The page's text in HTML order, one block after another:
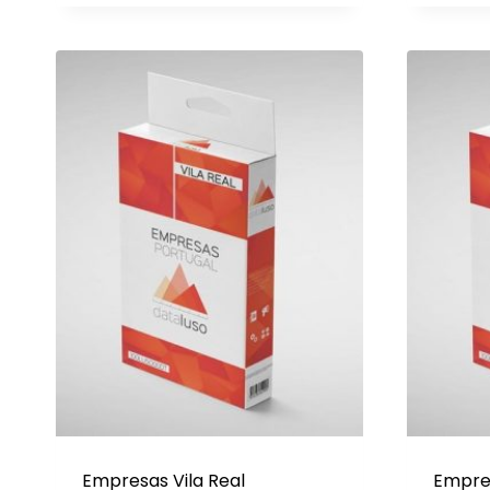
era: é:
170€.
Empresas Vila Real